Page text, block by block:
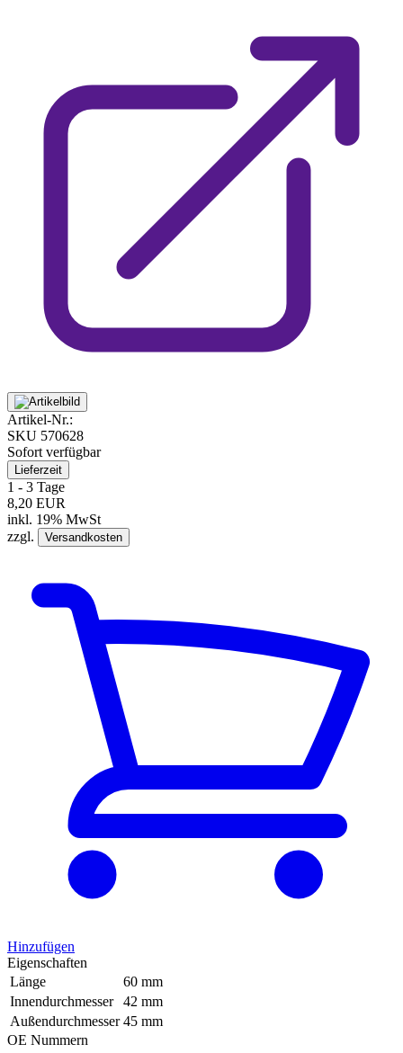
Artikel-Nr.:
SKU 570628
Sofort verfügbar
Lieferzeit
1 - 3 Tage
8,20 EUR
inkl. 19% MwSt
zzgl.
Versandkosten
Hinzufügen
Eigenschaften
Länge
60 mm
Innendurchmesser
42 mm
Außendurchmesser 45 mm
OE Nummern